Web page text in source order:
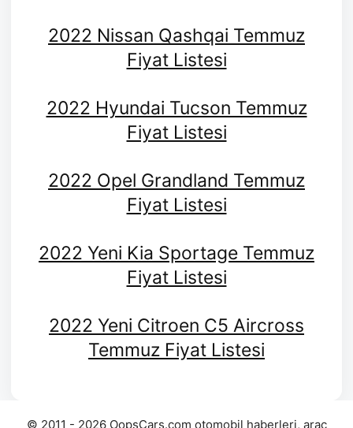
2022 Nissan Qashqai Temmuz
Fiyat Listesi
2022 Hyundai Tucson Temmuz
Fiyat Listesi
2022 Opel Grandland Temmuz
Fiyat Listesi
2022 Yeni Kia Sportage Temmuz
Fiyat Listesi
2022 Yeni Citroen C5 Aircross
Temmuz Fiyat Listesi
© 2011 - 2026 OopsCars.com otomobil haberleri, araç